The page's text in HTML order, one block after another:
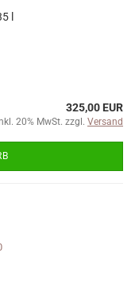
l
325,00 EUR
20% MwSt. zzgl. Versand